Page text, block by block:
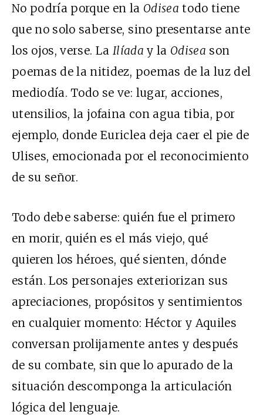
No podría porque en la Odisea todo tiene
que no solo saberse, sino presentarse ante
los ojos, verse. La Ilíada y la Odisea son
poemas de la nitidez, poemas de la luz del
mediodía. Todo se ve: lugar, acciones,
utensilios, la jofaina con agua tibia, por
ejemplo, donde Euriclea deja caer el pie de
Ulises, emocionada por el reconocimiento
de su señor.
Todo debe saberse: quién fue el primero
en morir, quién es el más viejo, qué
quieren los héroes, qué sienten, dónde
están. Los personajes exteriorizan sus
apreciaciones, propósitos y sentimientos
en cualquier momento: Héctor y Aquiles
conversan prolijamente antes y después
de su combate, sin que lo apurado de la
situación descomponga la articulación
lógica del lenguaje.